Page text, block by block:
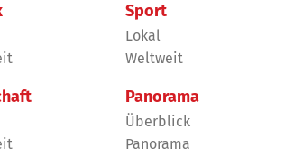
Sport
Lokal
Weltweit
Panorama
Überblick
Panorama